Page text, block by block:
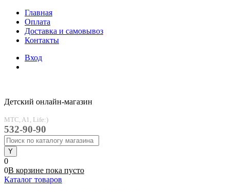
Главная
Оплата
Доставка и самовывоз
Контакты
Вход
Детский онлайн-магазин
MTC, A1, Life:)
532-90-90
0
0В корзине пока пусто
Каталог товаров